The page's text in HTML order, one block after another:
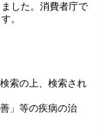
した。消費者庁で
。
索の上、検索され
」等の疾病の治